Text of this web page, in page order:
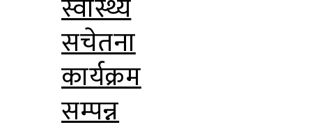
सचेतना
कार्यक्रम
सम्पन्न